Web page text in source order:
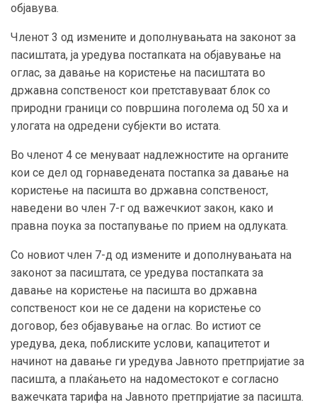
објавува.
Членот 3 од измените и дополнувањата на законот за
пасиштата, ја уредува постапката на објавување на
оглас, за давање на користење на пасиштата во
државна сопственост кои претставуваат блок со
природни граници со површина поголема од 50 ха и
улогата на одредени субјекти во истата.
Во членот 4 се менуваат надлежностите на органите
кои се дел од горнаведената постапка за давање на
користење на пасишта во државна сопственост,
наведени во член 7-г од важечкиот закон, како и
правна поука за постапување по прием на одлуката.
Со новиот член 7-д од измените и дополнувањата на
законот за пасиштата, се уредува постапката за
давање на користење на пасишта во државна
сопственост кои не се дадени на користење со
договор, без објавување на оглас. Во истиот се
уредува, дека, поблиските услови, капацитетот и
начинот на давање ги уредува Јавното претпријатие за
пасишта, а плаќањето на надоместокот е согласно
важечката тарифа на Јавното претпријатие за пасишта.